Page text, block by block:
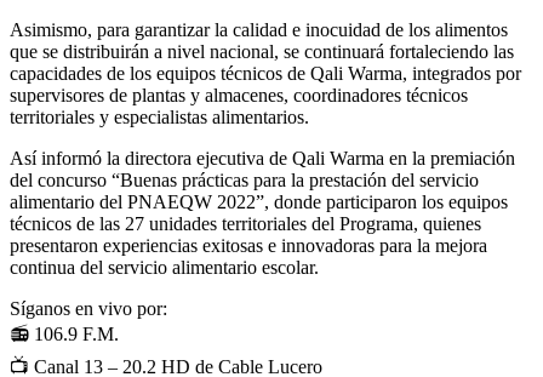
Asimismo, para garantizar la calidad e inocuidad de los alimentos
que se distribuirán a nivel nacional, se continuará fortaleciendo las
capacidades de los equipos técnicos de Qali Warma, integrados por
supervisores de plantas y almacenes, coordinadores técnicos
territoriales y especialistas alimentarios.
Así informó la directora ejecutiva de Qali Warma en la premiación
del concurso “Buenas prácticas para la prestación del servicio
alimentario del PNAEQW 2022”, donde participaron los equipos
técnicos de las 27 unidades territoriales del Programa, quienes
presentaron experiencias exitosas e innovadoras para la mejora
continua del servicio alimentario escolar.
Síganos en vivo por:
📻 106.9 F.M.
📺 Canal 13 – 20.2 HD de Cable Lucero